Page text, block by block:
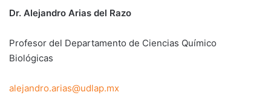
Dr. Alejandro Arias del Razo
Profesor del Departamento de Ciencias Químico
Biológicas
alejandro.arias@udlap.mx